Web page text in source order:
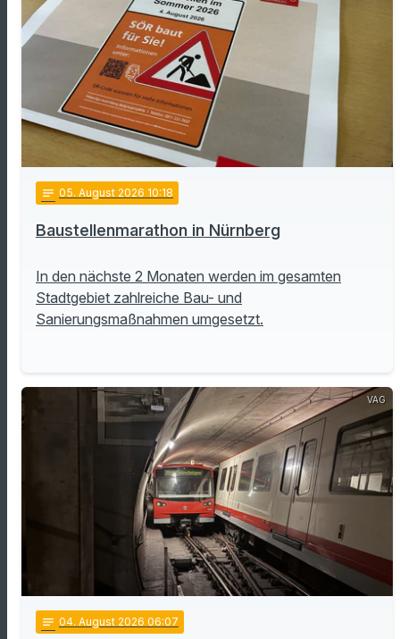
notes 05. August 2026 10:18
Baustellenmarathon in Nürnberg
In den nächste 2 Monaten werden im gesamten
Stadtgebiet zahlreiche Bau- und
Sanierungsmaßnahmen umgesetzt.
VAG
notes 04. August 2026 06:07